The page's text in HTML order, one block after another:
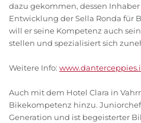
dazu gekommen, dessen
Entwicklung der Sella Ronda für
will er seine Kompetenz auch
stellen und spezialisiert sich
Weitere Info:
Auch mit dem Hotel Clara in
Bikekompetenz hinzu.
Generation und ist begeisterter